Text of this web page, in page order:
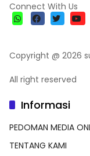
Connect With Us
Copyright @ 2026
All right reserved
Informasi
PEDOMAN MEDIA
TENTANG KAMI